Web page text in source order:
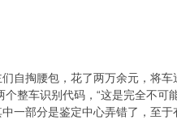
掏腰包，花了两万余元，将车
整车识别代码，“这是完全不可
部分是鉴定中心弄错了，至于